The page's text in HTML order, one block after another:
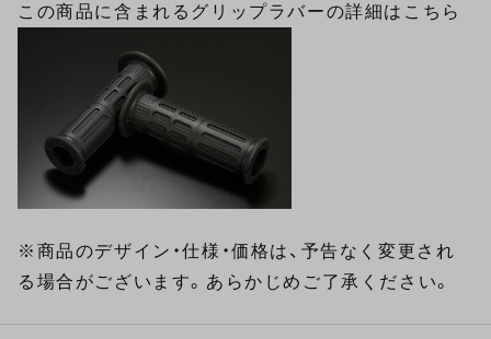
この商品に含まれるグリップラバーの詳細は こちら
※商品のデザイン・仕様・価格は、予告なく変更され
る場合がございます。あらかじめご了承ください。